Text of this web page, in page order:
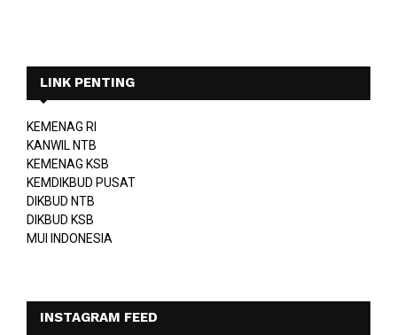
LINK PENTING
KEMENAG RI
KANWIL NTB
KEMENAG KSB
KEMDIKBUD PUSAT
DIKBUD NTB
DIKBUD KSB
MUI INDONESIA
INSTAGRAM FEED